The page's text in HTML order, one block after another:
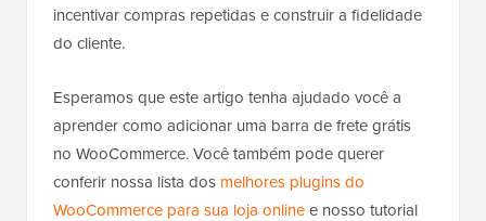
incentivar compras repetidas e construir a fidelidade
do cliente.
Esperamos que este artigo tenha ajudado você a
aprender como adicionar uma barra de frete grátis
no WooCommerce. Você também pode querer
conferir nossa lista dos melhores plugins do
WooCommerce para sua loja onlinee nosso tutorial